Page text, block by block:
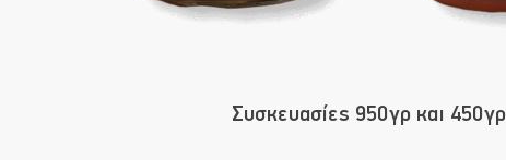
Συσκευασίες 950γρ και 450γρ